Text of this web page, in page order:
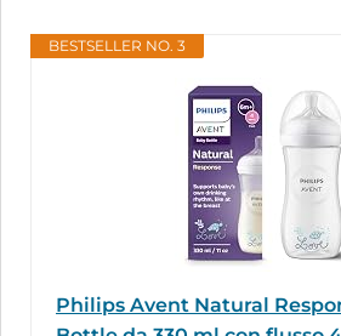
BESTSELLER NO. 3
Philips Avent Natural